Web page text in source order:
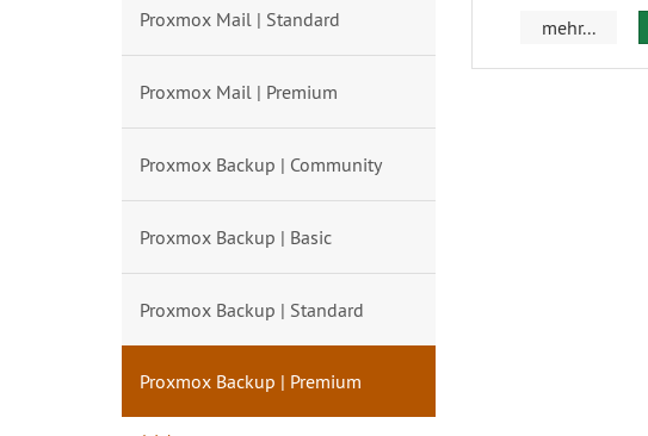
mehr...
Proxmox Mail | Standard
Proxmox Mail | Premium
Proxmox Backup | Community
Proxmox Backup | Basic
Proxmox Backup | Standard
Proxmox Backup | Premium